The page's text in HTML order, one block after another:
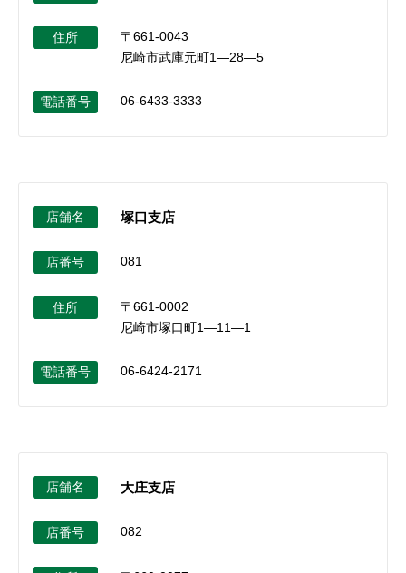
住所
〒661-0043
尼崎市武庫元町1―28―5
電話番号 06-6433-3333
店舗名 塚口支店
店番号 081
住所
〒661-0002
尼崎市塚口町1―11―1
電話番号 06-6424-2171
店舗名 大庄支店
店番号 082